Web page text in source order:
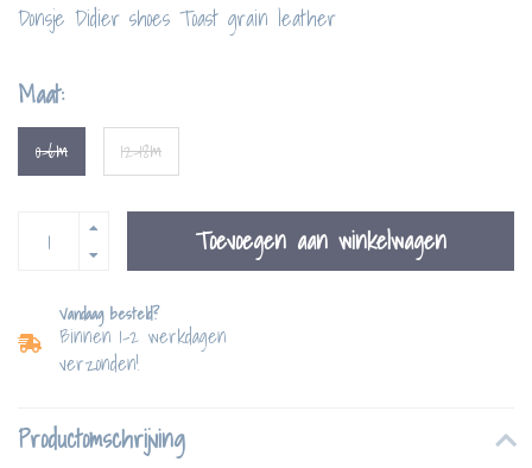
Donsje Didier shoes Toast grain leather
Maat:
0-6m 12-18m
Toevoegen aan winkelwagen
Vandaag besteld?
Binnen 1-2 werkdagen
verzonden!
Productomschrijving